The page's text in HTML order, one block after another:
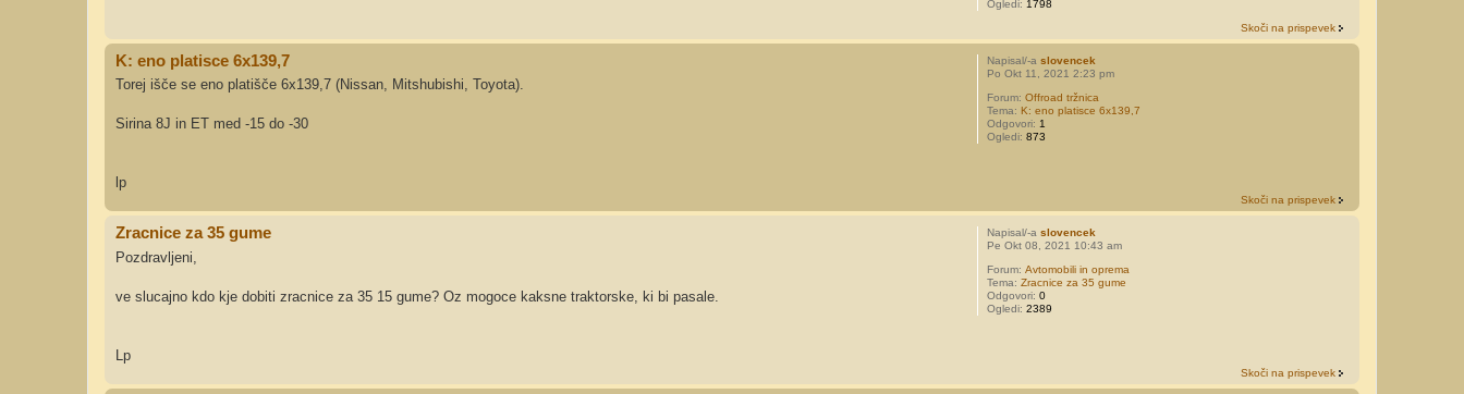
Ogledi: 1798
Skoči na prispevek
Napisal/-aslovencek
Po Okt 11, 2021 2:23 pm
Forum:Offroad tržnica
Tema:K: eno platisce 6x139,7
Odgovori: 1
Ogledi:873
K: eno platisce 6x139,7
Torej išče se eno platišče 6x139,7 (Nissan, Mitshubishi, Toyota).
Sirina 8J in ET med -15 do -30
lp
Skoči na prispevek
Napisal/-aslovencek
Pe Okt 08, 2021 10:43 am
Forum:Avtomobili in oprema
Tema:Zracnice za 35 gume
Odgovori:0
Ogledi:2389
Zracnice za 35 gume
Pozdravljeni,
ve slucajno kdo kje dobiti zracnice za 35 15 gume? Oz mogoce kaksne traktorske, ki bi pasale.
Lp
Skoči na prispevek